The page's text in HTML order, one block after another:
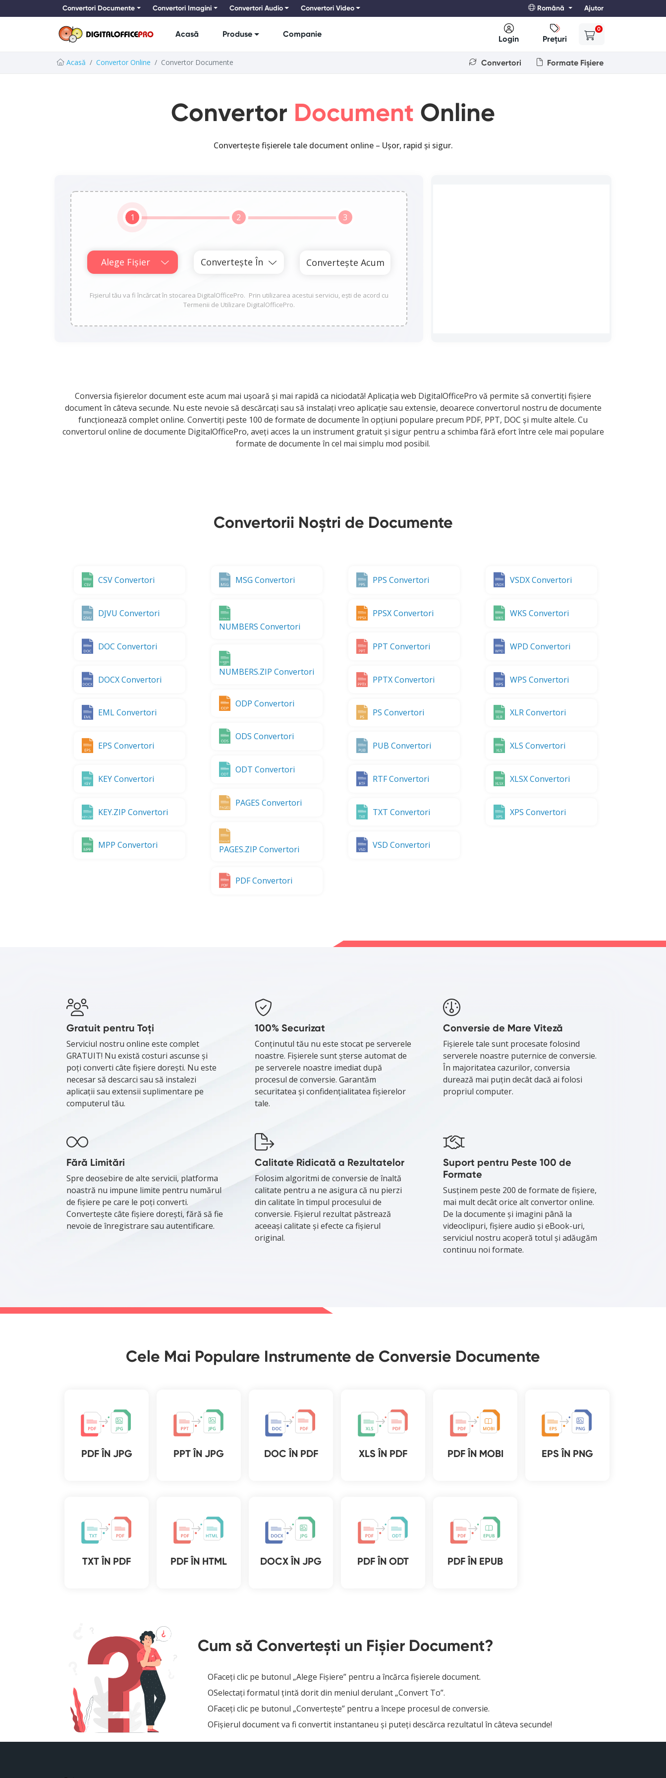
Convertori Documente Convertori Imagini Convertori Audio Convertori Video Română Ajutor
Acasă Produse Companie
Login Prețuri
0
Acasă Convertor Online Convertor Documente Convertori Formate Fișiere
Convertor Document Online
Convertește fișierele tale document online – Ușor, rapid și sigur.
1
Alege Fișier
2 3
Fișierul tău va fi încărcat în stocarea DigitalOfficePro. Prin utilizarea acestui serviciu, ești de acord cu
Termenii de Utilizare DigitalOfficePro.
Conversia fișierelor document este acum mai ușoară și mai rapidă ca niciodată! Aplicația web DigitalOfficePro vă permite să convertiți fișiere
document în câteva secunde. Nu este nevoie să descărcați sau să instalați vreo aplicație sau extensie, deoarece convertorul nostru de documente
funcționează complet online. Convertiți peste 100 de formate de documente în opțiuni populare precum PDF, PPT, DOC și multe altele. Cu
convertorul online de documente DigitalOfficePro, aveți acces la un instrument gratuit și sigur pentru a schimba fără efort între cele mai populare
formate de documente în cel mai simplu mod posibil.
Convertorii Noștri de Documente
CSV Convertori
DJVU Convertori
DOC Convertori
DOCX Convertori
EML Convertori
EPS Convertori
KEY Convertori
KEY.ZIP Convertori
MPP Convertori
MSG Convertori
NUMBERS Convertori
NUMBERS.ZIP Convertori
ODP Convertori
ODS Convertori
ODT Convertori
PAGES Convertori
PAGES.ZIP Convertori
PDF Convertori
PPS Convertori
PPSX Convertori
PPT Convertori
PPTX Convertori
PS Convertori
PUB Convertori
RTF Convertori
TXT Convertori
VSD Convertori
VSDX Convertori
WKS Convertori
WPD Convertori
WPS Convertori
XLR Convertori
XLS Convertori
XLSX Convertori
XPS Convertori
Gratuit pentru Toți
Serviciul nostru online este complet
GRATUIT! Nu există costuri ascunse și
poți converti câte fișiere dorești. Nu este
necesar să descarci sau să instalezi
aplicații sau extensii suplimentare pe
computerul tău.
100% Securizat
Conținutul tău nu este stocat pe serverele
noastre. Fișierele sunt șterse automat de
pe serverele noastre imediat după
procesul de conversie. Garantăm
securitatea și confidențialitatea fișierelor
tale.
Conversie de Mare Viteză
Fișierele tale sunt procesate folosind
serverele noastre puternice de conversie.
În majoritatea cazurilor, conversia
durează mai puțin decât dacă ai folosi
propriul computer.
Fără Limitări
Spre deosebire de alte servicii, platforma
noastră nu impune limite pentru numărul
de fișiere pe care le poți converti.
Convertește câte fișiere dorești, fără să fie
nevoie de înregistrare sau autentificare.
Calitate Ridicată a Rezultatelor
Folosim algoritmi de conversie de înaltă
calitate pentru a ne asigura că nu pierzi
din calitate în timpul procesului de
conversie. Fișierul rezultat păstrează
aceeași calitate și efecte ca fișierul
original.
Suport pentru Peste 100 de
Formate
Susținem peste 200 de formate de fișiere,
mai mult decât orice alt convertor online.
De la documente și imagini până la
videoclipuri, fișiere audio și eBook-uri,
serviciul nostru acoperă totul și adăugăm
continuu noi formate.
Cele Mai Populare Instrumente de Conversie Documente
PDF ÎN JPG PPT ÎN JPG DOC ÎN PDF XLS ÎN PDF PDF ÎN MOBI EPS ÎN PNG
TXT ÎN PDF PDF ÎN HTML DOCX ÎN JPG PDF ÎN ODT PDF ÎN EPUB
Cum să Convertești un Fişier Document?
Faceți clic pe butonul „Alege Fișiere” pentru a încărca fișierele document.
Selectați formatul țintă dorit din meniul derulant „Convert To”.
Faceți clic pe butonul „Convertește” pentru a începe procesul de conversie.
Fișierul document va fi convertit instantaneu și puteți descărca rezultatul în câteva secunde!